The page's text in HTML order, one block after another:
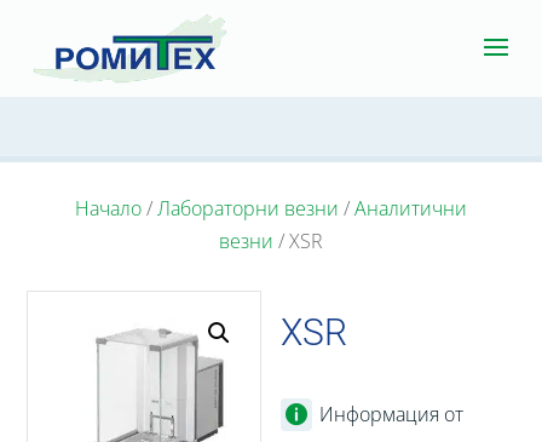
Начало/Лабораторни везни /Аналитични
везни / XSR
XSR
Информация от